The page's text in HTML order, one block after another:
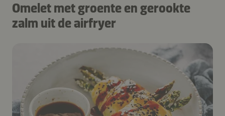
Omelet met groente en gerookte
zalm uit de airfryer